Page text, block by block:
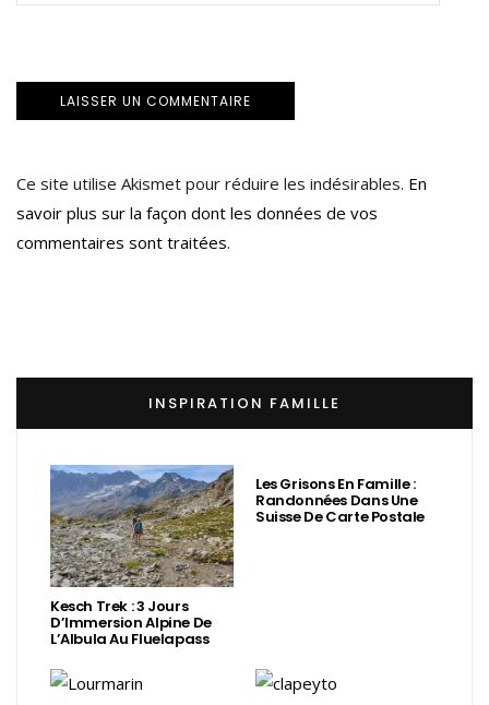
Ce site utilise Akismet pour réduire les indésirables. En
savoir plus sur la façon dont les données de vos
commentaires sont traitées.
INSPIRATION FAMILLE
Kesch Trek : 3 Jours
D’Immersion Alpine De
L’Albula Au Fluelapass
Les Grisons En Famille :
Randonnées Dans Une
Suisse De Carte Postale